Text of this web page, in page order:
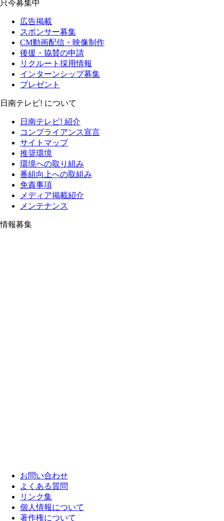
只今募集中
広告掲載
スポンサー募集
CM動画配信・映像制作
後援・協賛の申請
リクルート採用情報
インターンシップ募集
プレゼント
日南テレビ! について
日南テレビ! 紹介
コンプライアンス宣言
サイトマップ
推奨環境
環境への取り組み
番組向上への取組み
免責事項
メディア掲載紹介
メンテナンス
情報募集
お問い合わせ
よくある質問
リンク集
個人情報について
著作権について